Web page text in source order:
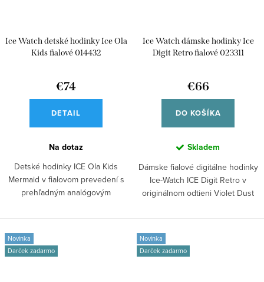
Ice Watch detské hodinky Ice Ola
Kids fialové 014432
€74
DETAIL
Na dotaz
Detské hodinky ICE Ola Kids
Mermaid v fialovom prevedení s
prehľadným analógovým
Ice Watch dámske hodinky Ice
Digit Retro fialové 023311
€66
DO KOŠÍKA
Skladem
Dámske fialové digitálne hodinky
Ice-Watch ICE Digit Retro v
originálnom odtieni Violet Dust
Novinka
Darček zadarmo
Novinka
Darček zadarmo